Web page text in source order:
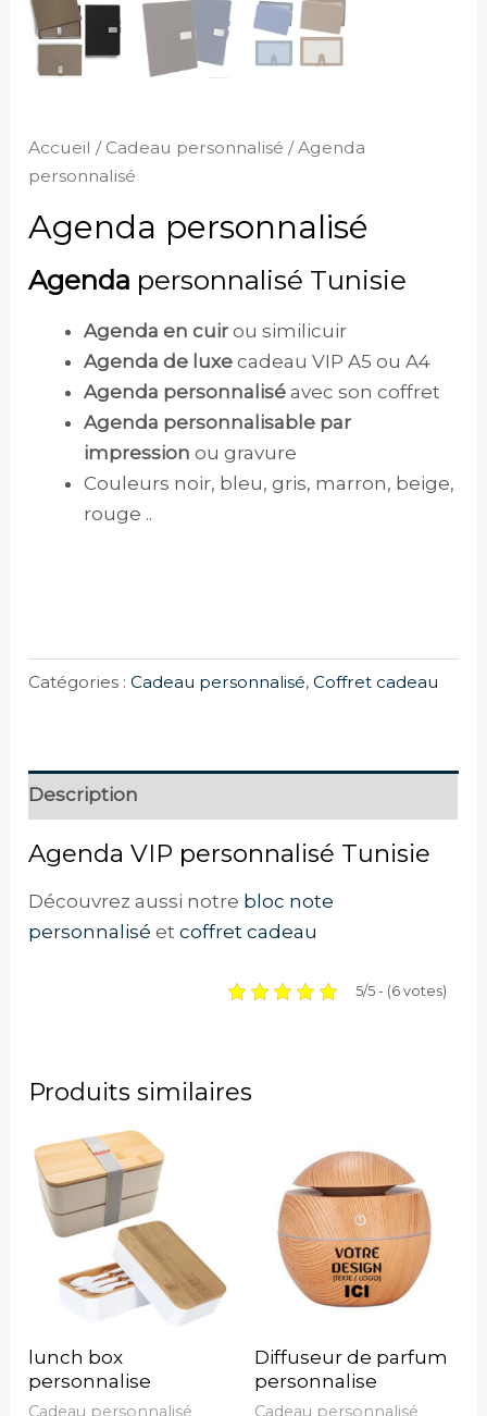
Accueil / Cadeau personnalisé / Agenda
personnalisé
Agenda personnalisé
Agenda personnalisé Tunisie
Agenda en cuirou similicuir
Agenda de luxecadeau VIP A5 ou A4
Agenda personnaliséavec son coffret
Agenda personnalisable par
impressionou gravure
Couleurs noir, bleu, gris, marron, beige,
rouge ..
Catégories :Cadeau personnalisé,Coffret cadeau
Description
Agenda VIP personnalisé Tunisie
Découvrez aussi notre bloc note
personnalisé etcoffret cadeau
5/5 - (6 votes)
Produits similaires
lunch box
personnalise
Cadeau personnalisé
Diffuseur de parfum
personnalise
Cadeau personnalisé